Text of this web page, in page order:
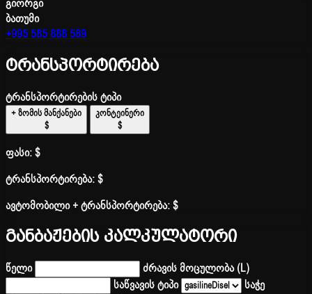
გიორგი
ბათუმი
+995 585 888 589
ტრანსპორტირება
ტრანსპორტირების ტიპი
+ ზომის მანქანები
$
კონტეინერი
$
ფასი:$
ტრანსპორტირება:$
ავტომობილი + ტრანსპორტირება:$
განბაჟების კალკულატორი
წელი
ძრავის მოცულობა (L)
საწვავის ტიპი
საჭე